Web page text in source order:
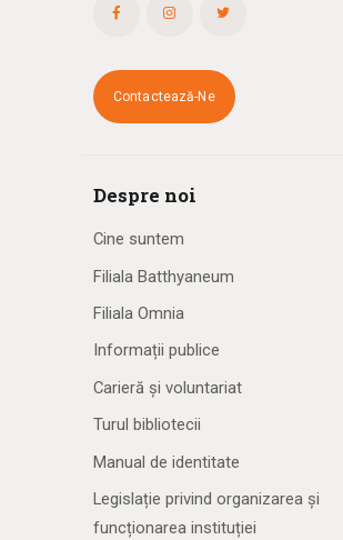
Contactează-Ne
Despre noi
Cine suntem
Filiala Batthyaneum
Filiala Omnia
Informații publice
Carieră și voluntariat
Turul bibliotecii
Manual de identitate
Legislație privind organizarea și
funcționarea instituției